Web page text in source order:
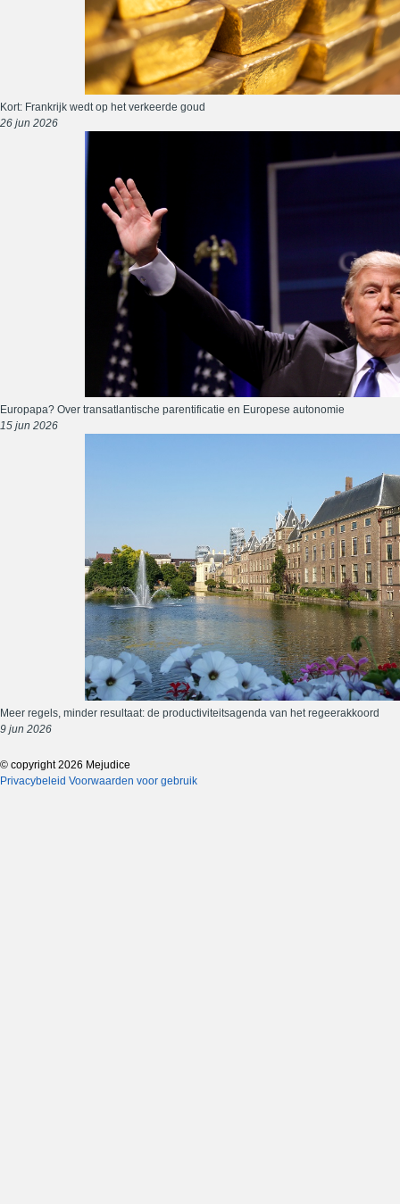
Kort: Frankrijk wedt op het verkeerde goud
26 jun 2026
Europapa? Over transatlantische parentificatie en Europese autonomie
15 jun 2026
Meer regels, minder resultaat: de productiviteitsagenda van het regeerakkoord
9 jun 2026
© copyright 2026 Mejudice
Privacybeleid Voorwaarden voor gebruik